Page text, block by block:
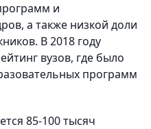
и
а также низкой доли
В 2018 году
вузов, где было
программ
85-100 тысяч